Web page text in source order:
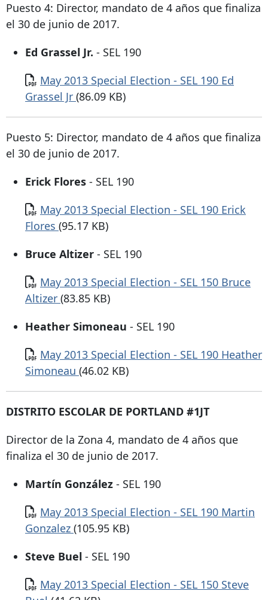
Puesto 4: Director, mandato de 4 años que finaliza
el 30 de junio de 2017.
Ed Grassel Jr. - SEL 190
Documento
May 2013 Special Election - SEL 190 Ed
Grassel Jr (86.09 KB)
Puesto 5: Director, mandato de 4 años que finaliza
el 30 de junio de 2017.
Erick Flores - SEL 190
Documento
May 2013 Special Election - SEL 190 Erick
Flores (95.17 KB)
Bruce Altizer - SEL 190
Documento
May 2013 Special Election - SEL 150 Bruce
Altizer (83.85 KB)
Heather Simoneau - SEL 190
Documento
May 2013 Special Election - SEL 190 Heather
Simoneau (46.02 KB)
DISTRITO ESCOLAR DE PORTLAND #1JT
Director de la Zona 4, mandato de 4 años que
finaliza el 30 de junio de 2017.
Martín González - SEL 190
Documento
May 2013 Special Election - SEL 190 Martin
Gonzalez (105.95 KB)
Steve Buel - SEL 190
Documento
May 2013 Special Election - SEL 150 Steve